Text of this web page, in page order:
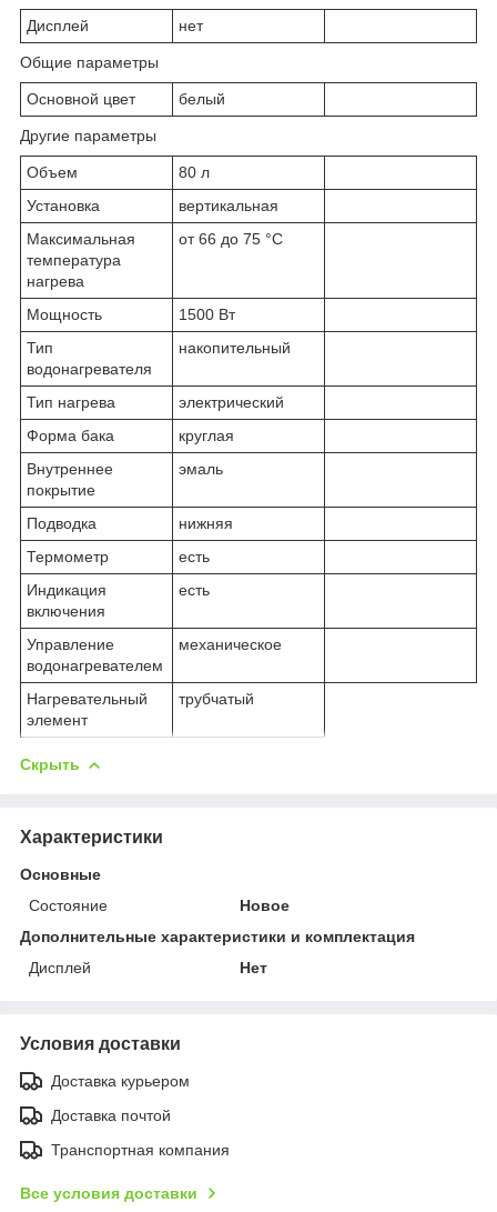
Дисплей нет
Общие параметры
Основной цвет белый
Другие параметры
Объем
80 л
Установка
вертикальная
Максимальная
температура
нагрева
от 66 до 75 °С
Мощность
1500 Вт
Тип
водонагревателя
накопительный
Тип нагрева
электрический
Форма бака
круглая
Внутреннее
покрытие
эмаль
Подводка
нижняя
Термометр
есть
Индикация
включения
есть
Управление
водонагревателем
механическое
Нагревательный
элемент
трубчатый
Скрыть
Характеристики
Основные
Состояние
Новое
Дополнительные характеристики и комплектация
Дисплей
Нет
Условия доставки
Доставка курьером
Доставка почтой
Транспортная компания
Все условия доставки